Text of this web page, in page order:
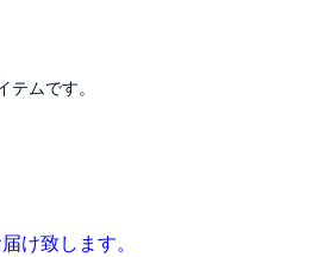
ムです。
け致します。